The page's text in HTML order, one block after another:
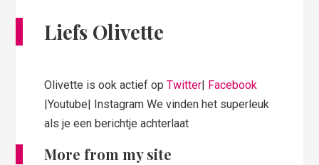
Liefs Olivette
Olivette is ook actief opTwitter
Facebook
|Youtube| Instagram We vinden het superleuk
als je een berichtje achterlaat
More from my site